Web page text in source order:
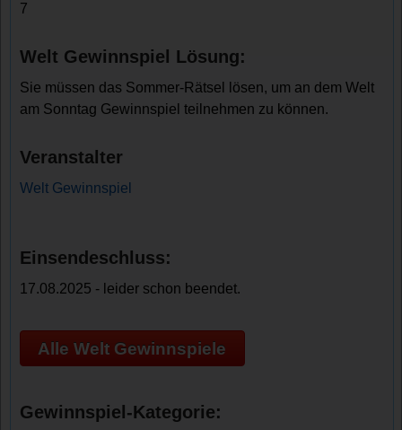
7
Welt Gewinnspiel Lösung:
Sie müssen das Sommer-Rätsel lösen, um an dem Welt
am Sonntag Gewinnspiel teilnehmen zu können.
Veranstalter
Welt Gewinnspiel
Einsendeschluss:
17.08.2025 - leider schon beendet.
Alle Welt Gewinnspiele
Gewinnspiel-Kategorie: